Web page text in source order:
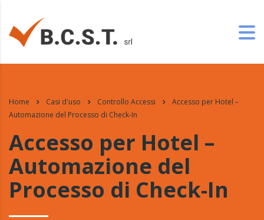
Home Casi d'uso Controllo Accessi
Accesso per Hotel –
Automazione del Processo di Check-In
Accesso per Hotel –
Automazione del
Processo di Check-In